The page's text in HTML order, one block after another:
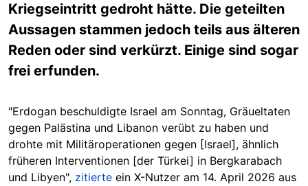
Kriegseintritt gedroht hätte. Die geteilten
Aussagen stammen jedoch teils aus älteren
Reden oder sind verkürzt. Einige sind sogar
frei erfunden.
"Erdogan beschuldigte Israel am Sonntag, Gräueltaten
gegen Palästina und Libanon verübt zu haben und
drohte mit Militäroperationen gegen [Israel], ähnlich
früheren Interventionen [der Türkei] in Bergkarabach
und Libyen", zitierte ein X-Nutzer am 14. April 2026 aus